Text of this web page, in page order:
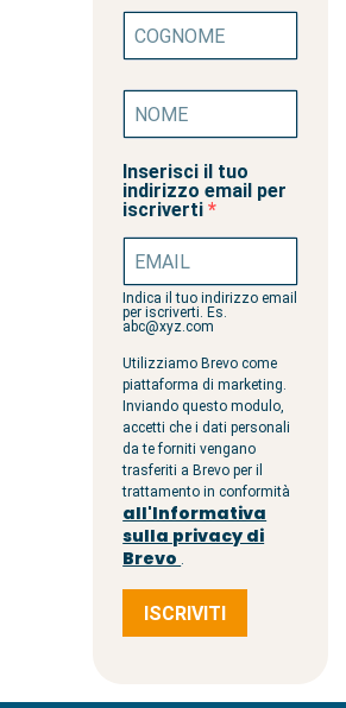
Inserisci il tuo
indirizzo email per
iscriverti
Indica il tuo indirizzo email
per iscriverti. Es.
abc@xyz.com
Utilizziamo Brevo come
piattaforma di marketing.
Inviando questo modulo,
accetti che i dati personali
da te forniti vengano
trasferiti a Brevo per il
trattamento in conformità
all'Informativa
sulla privacy di
Brevo .
ISCRIVITI